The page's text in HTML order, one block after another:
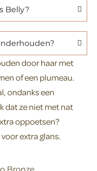
Belly?
door haar met
of een plumeau.
ondanks een
dat ze niet met nat
oppoetsen?
extra glans.